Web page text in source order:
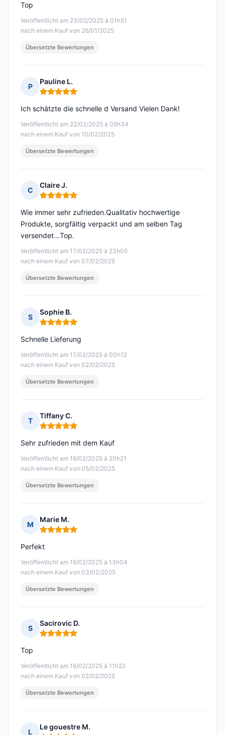
Veröffentlicht am 23/02/2025 à 01h51
nach einem Kauf von 26/01/2025
Top
Übersetzte Bewertungen
P
Pauline L.
Hinweis: 5 von 5
Veröffentlicht am 22/02/2025 à 05h34
nach einem Kauf von 10/02/2025
Ich schätzte die schnelle d Versand Vielen Dank!
Übersetzte Bewertungen
C
Claire J.
Hinweis: 5 von 5
Veröffentlicht am 17/02/2025 à 23h05
nach einem Kauf von 07/02/2025
Wie immer sehr zufrieden.Qualitativ hochwertige
Produkte, sorgfältig verpackt und am selben Tag
versendet...Top.
Übersetzte Bewertungen
S
Sophie B.
Hinweis: 5 von 5
Veröffentlicht am 17/02/2025 à 00h12
nach einem Kauf von 02/02/2025
Schnelle Lieferung
Übersetzte Bewertungen
T
Tiffany C.
Hinweis: 5 von 5
Veröffentlicht am 16/02/2025 à 20h21
nach einem Kauf von 05/02/2025
Sehr zufrieden mit dem Kauf
Übersetzte Bewertungen
M
Marie M.
Hinweis: 5 von 5
Veröffentlicht am 16/02/2025 à 13h04
nach einem Kauf von 03/02/2025
Perfekt
Übersetzte Bewertungen
S
Sacirovic D.
Hinweis: 5 von 5
Veröffentlicht am 16/02/2025 à 11h22
nach einem Kauf von 02/02/2025
Top
Übersetzte Bewertungen
L
Le gouestre M.